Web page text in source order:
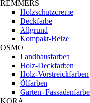
REMMERS
Holzschutzcreme
Deckfarbe
Allgrund
Kompakt-Beize
OSMO
Landhausfarben
Holz-Deckfarben
Holz-Vorstreichfarben
Ölfarben
Garten- Fassadenfarbe
KORA